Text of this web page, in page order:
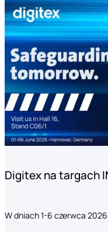
Digitex na targach
W dniach 1-6 czerwca